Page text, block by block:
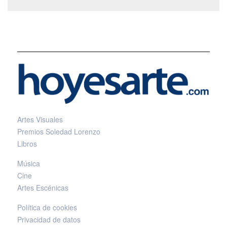
Artes Visuales
Premios Soledad Lorenzo
Libros
Música
Cine
Artes Escénicas
Política de cookies
Privacidad de datos